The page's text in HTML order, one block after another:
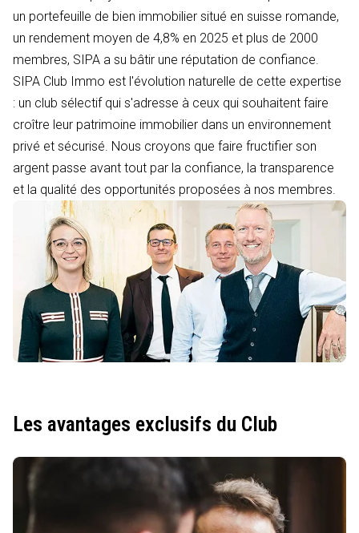
un portefeuille de bien immobilier situé en suisse romande,
un rendement moyen de 4,8% en 2025 et plus de 2000
membres, SIPA a su bâtir une réputation de confiance.
SIPA Club Immo est l'évolution naturelle de cette expertise
: un club sélectif qui s'adresse à ceux qui souhaitent faire
croître leur patrimoine immobilier dans un environnement
privé et sécurisé. Nous croyons que faire fructifier son
argent passe avant tout par la confiance, la transparence
et la qualité des opportunités proposées à nos membres.
Les avantages exclusifs du Club